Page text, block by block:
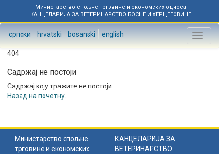
Министарство спољне трговине и економских односа
КАНЦЕЛАРИЈА ЗА ВЕТЕРИНАРСТВО БОСНЕ И ХЕРЦЕГОВИНЕ
српски hrvatski bosanski english
Toggle
404
Садржај не постоји
Садржај коју тражите не постоји.
Назад на почетну
Министарство спољне
трговине и економских
КАНЦЕЛАРИЈА ЗА
ВЕТЕРИНАРСТВО